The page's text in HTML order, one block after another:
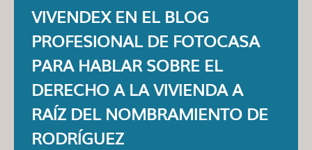
VIVENDEX EN EL BLOG
PROFESIONAL DE FOTOCASA
PARA HABLAR SOBRE EL
DERECHO A LA VIVIENDA A
RAÍZ DEL NOMBRAMIENTO DE
RODRÍGUEZ